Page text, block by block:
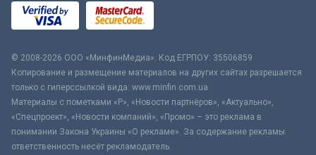
© 2008-2026 ООО «МинфинМедиа». Код ЕГРПОУ: 35506859
Копирование и размещение материалов на других сайтах разрешается
только с гиперссылкой вида: www.minfin.com.ua
Материалы с пометками «Р», «Новости партнёров», «Актуально»,
«Спецпроект», «Новости компаний», «Промо» – это реклама в
понимании Закона Украины «О рекламе». За содержание рекламы
ответственность несёт рекламодатель.